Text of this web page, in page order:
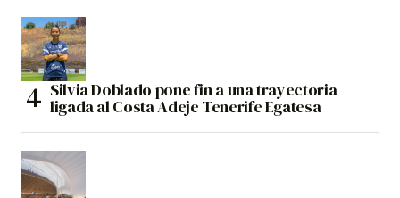
Silvia Doblado pone fin a una trayectoria
ligada al Costa Adeje Tenerife Egatesa